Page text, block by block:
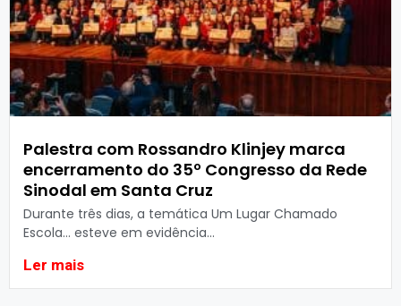
Palestra com Rossandro Klinjey marca
encerramento do 35º Congresso da Rede
Sinodal em Santa Cruz
Durante três dias, a temática Um Lugar Chamado
Escola… esteve em evidência...
Ler mais